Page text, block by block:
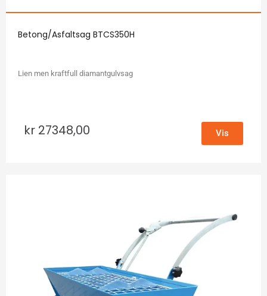
Betong/Asfaltsag BTCS350H
Lien men kraftfull diamantgulvsag
kr 27348,00 Vis